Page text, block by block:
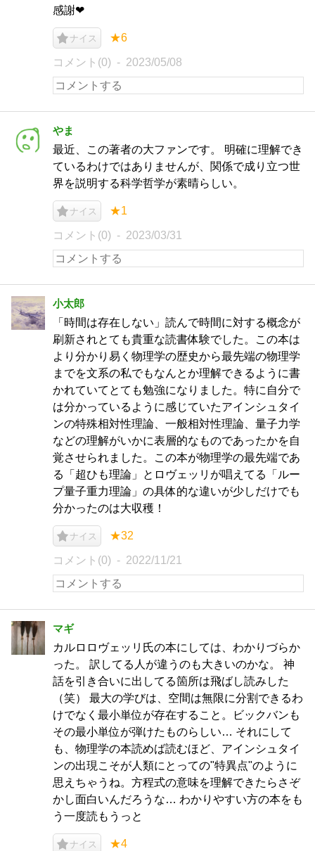
感謝❤
ナイス ★6
コメント(0) 2023/05/08
やま
最近、この著者の大ファンです。 明確に理解でき
ているわけではありませんが、関係で成り立つ世
界を説明する科学哲学が素晴らしい。
ナイス ★1
コメント(0) 2023/03/31
小太郎
「時間は存在しない」読んで時間に対する概念が
刷新されとても貴重な読書体験でした。この本は
より分かり易く物理学の歴史から最先端の物理学
までを文系の私でもなんとか理解できるように書
かれていてとても勉強になりました。特に自分で
は分かっているように感じていたアインシュタイ
ンの特殊相対性理論、一般相対性理論、量子力学
などの理解がいかに表層的なものであったかを自
覚させられました。この本が物理学の最先端であ
る「超ひも理論」とロヴェッリが唱えてる「ルー
プ量子重力理論」の具体的な違いが少しだけでも
分かったのは大収穫！
ナイス ★32
コメント(0) 2022/11/21
マギ
カルロロヴェッリ氏の本にしては、わかりづらか
った。 訳してる人が違うのも大きいのかな。 神
話を引き合いに出してる箇所は飛ばし読みした
（笑） 最大の学びは、空間は無限に分割できるわ
けでなく最小単位が存在すること。ビックバンも
その最小単位が弾けたものらしい… それにして
も、物理学の本読めば読むほど、アインシュタイ
ンの出現こそが人類にとっての"特異点"のように
思えちゃうね。方程式の意味を理解できたらさぞ
かし面白いんだろうな… わかりやすい方の本をも
う一度読もうっと
ナイス ★4